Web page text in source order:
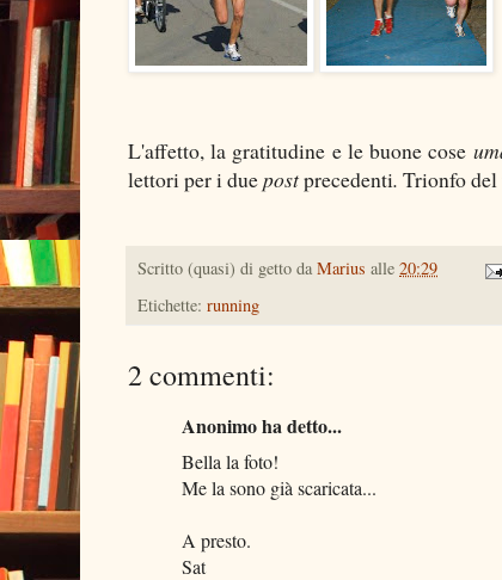
L'affetto, la gratitudine e le buone cose
lettori per i duepostprecedenti. Trionfo del
Scritto (quasi) di getto da Marius alle 20:29
Etichette: running
2 commenti:
Anonimo ha detto...
Bella la foto!
Me la sono già scaricata...
A presto.
Sat